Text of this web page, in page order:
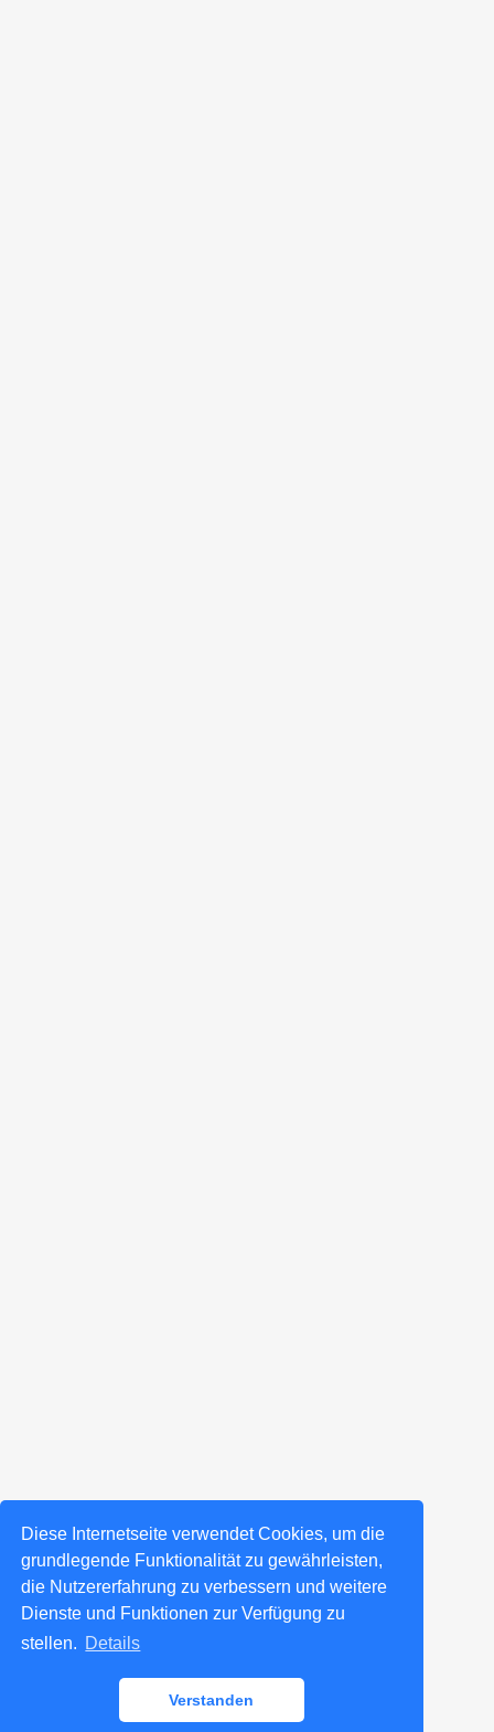
Diese Internetseite verwendet Cookies, um die
grundlegende Funktionalität zu gewährleisten,
die Nutzererfahrung zu verbessern und weitere
Dienste und Funktionen zur Verfügung zu
stellen. Details
Verstanden